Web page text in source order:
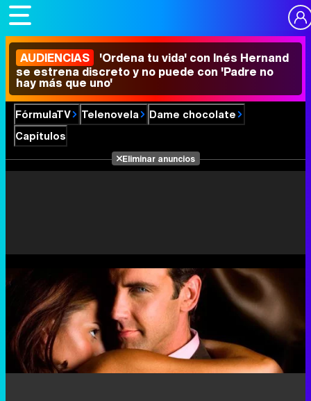
AUDIENCIAS 'Ordena tu vida' con Inés Hernand
se estrena discreto y no puede con 'Padre no
hay más que uno'
FórmulaTV Telenovela
Dame chocolate
Capítulos
Eliminar anuncios